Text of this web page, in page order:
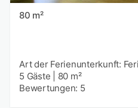
80 m²
Art der Ferienunterkunft:
5 Gäste
80 m²
Bewertungen: 5